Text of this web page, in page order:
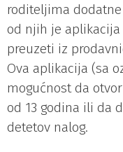
roditeljima
od njih je aplikacija
preuzeti iz
Ova aplikacija (sa
mogućnost da
od 13 godina ili da
detetov nalog.